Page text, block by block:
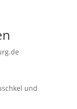
und